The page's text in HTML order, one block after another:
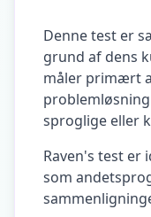
t
a
k
t
G
e
i
n
t
o
u
Denne test er
grund af dens
måler primært
sproglige eller
Raven's test er
som